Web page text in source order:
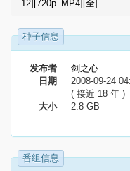
12][720p_MP4][全]
种子信息
发布者
剑之心
日期
2008-09-24
( 接近 18 年 )
大小
2.8 GB
番组信息